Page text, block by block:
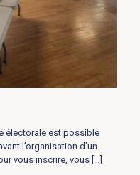
électorale est possible
l’organisation d’un
vous inscrire, vous […]